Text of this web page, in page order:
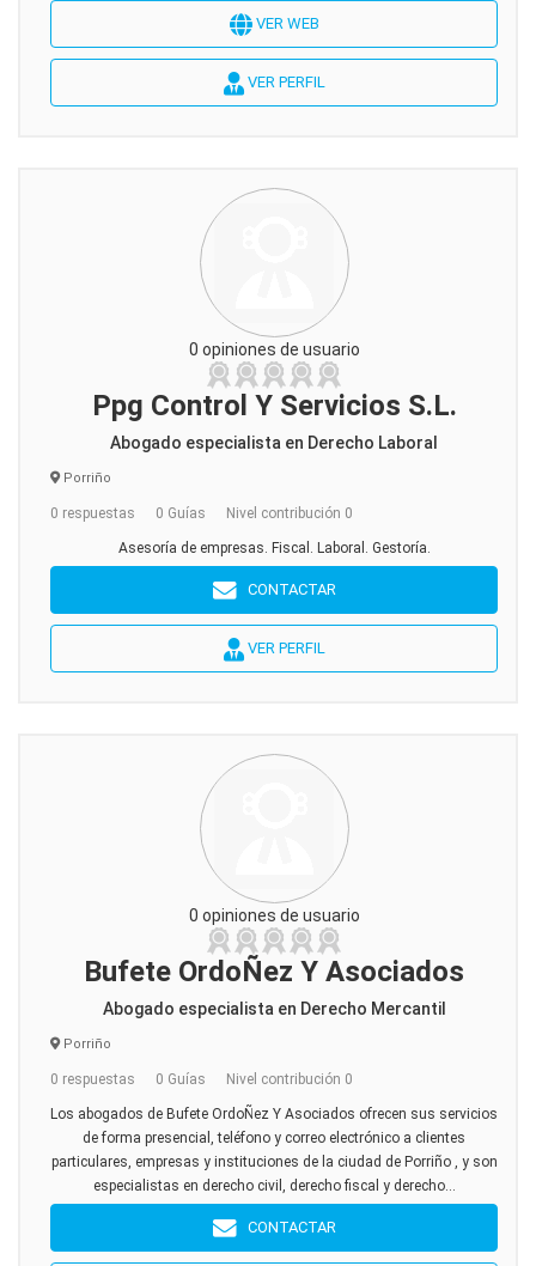
VER WEB
VER PERFIL
0 opiniones de usuario
Ppg Control Y Servicios S.L.
Abogado especialista en Derecho Laboral
Porriño
0 respuestas 0 Guías Nivel contribución 0
Asesoría de empresas. Fiscal. Laboral. Gestoría.
CONTACTAR
VER PERFIL
0 opiniones de usuario
Bufete OrdoÑez Y Asociados
Abogado especialista en Derecho Mercantil
Porriño
0 respuestas 0 Guías Nivel contribución 0
Los abogados de Bufete OrdoÑez Y Asociados ofrecen sus servicios
de forma presencial, teléfono y correo electrónico a clientes
particulares, empresas y instituciones de la ciudad de Porriño , y son
especialistas en derecho civil, derecho fiscal y derecho...
CONTACTAR